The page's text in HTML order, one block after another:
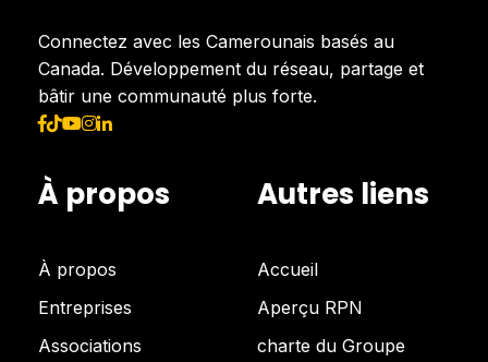
Connectez avec les Camerounais basés au
Canada. Développement du réseau, partage et
bâtir une communauté plus forte.
À propos
À propos
Entreprises
Associations
Autres liens
Accueil
Aperçu RPN
charte du Groupe